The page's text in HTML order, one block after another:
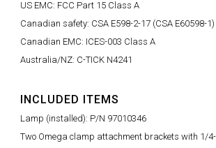
US EMC: FCC Part 15 Class A
Canadian safety: CSA E598-2-17 (CSA E60598-1)
Canadian EMC: ICES-003 Class A
Australia/NZ: C-TICK N4241
INCLUDED ITEMS
Lamp (installed): P/N 97010346
Two Omega clamp attachment brackets with 1/